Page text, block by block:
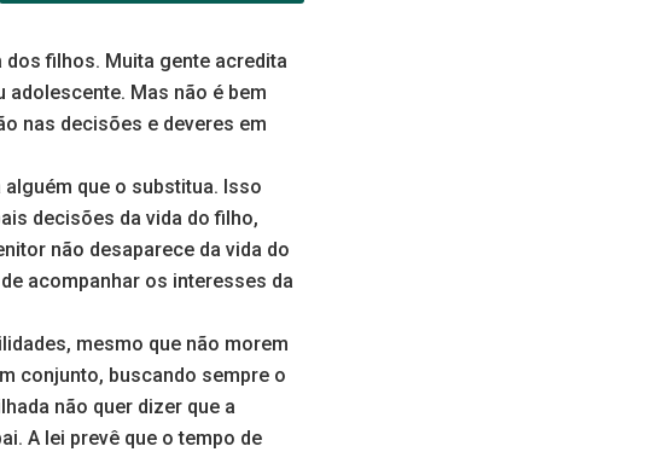
dos filhos. Muita gente acredita
adolescente. Mas não é bem
nas decisões e deveres em
que o substitua. Isso
decisões da vida do filho,
não desaparece da vida do
acompanhar os interesses da
mesmo que não morem
conjunto, buscando sempre o
não quer dizer que a
A lei prevê que o tempo de